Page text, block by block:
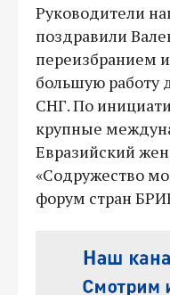
Руководители
поздравили
переизбранием
большую
СНГ. По
крупные
Евразийский
«Содружество
форум стран